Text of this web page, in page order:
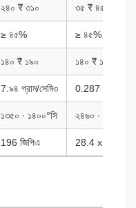
২৪০ ₹ ৩১০ ৩৫ ₹ ৪৫
≥ ৪৫% ≥ ৪৫%
১৪০ ₹ ১৯০ ১৪০ ₹ ১৯০
7.৯৪ গ্রাম/সেমি৩ 0.287 পাউন্ড/
১৩৫০ ∙ ১৪০০°সি ২৪৬০ ∙
196 জিপিএ 28.4 x 103 ksi